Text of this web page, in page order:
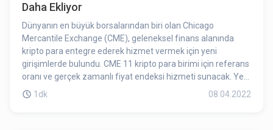
Daha Ekliyor
Dünyanın en büyük borsalarından biri olan Chicago
Mercantile Exchange (CME), geleneksel finans alanında
kripto para entegre ederek hizmet vermek için yeni
girişimlerde bulundu. CME 11 kripto para birimi için referans
oranı ve gerçek zamanlı fiyat endeksi hizmeti sunacak. Yeni
fiyat bilgileri 25 Nisan’dan itibaren CME’de kullanıma
1dk 08.04.2022